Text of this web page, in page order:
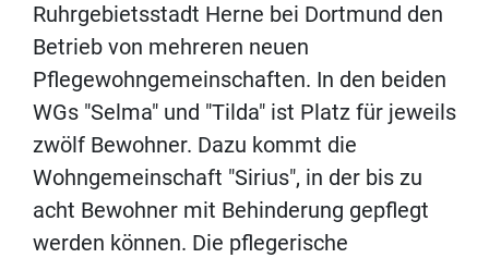
Ruhrgebietsstadt Herne bei Dortmund den
Betrieb von mehreren neuen
Pflegewohngemeinschaften. In den beiden
WGs "Selma" und "Tilda" ist Platz für jeweils
zwölf Bewohner. Dazu kommt die
Wohngemeinschaft "Sirius", in der bis zu
acht Bewohner mit Behinderung gepflegt
werden können. Die pflegerische